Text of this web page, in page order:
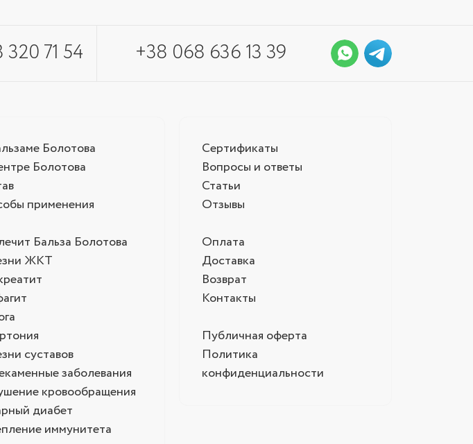
71 54 +38 068 636 13 39
Болотова
Болотова
применения
Бальза Болотова
ЖКТ
суставов
заболевания
кровообращения
диабет
иммунитета
Сертификаты
Вопросы и ответы
Статьи
Отзывы
Оплата
Доставка
Возврат
Контакты
Публичная оферта
Политика
конфиденциальности